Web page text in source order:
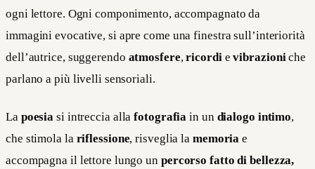
ogni lettore. Ogni componimento, accompagnato da
immagini evocative, si apre come una finestra sull’interiorità
dell’autrice, suggerendo atmosfere,ricordievibrazioniche
parlano a più livelli sensoriali.
La poesia si intreccia allafotografia in un dialogo intimo,
che stimola la riflessione, risveglia la memoria e
accompagna il lettore lungo un percorso fatto di bellezza,